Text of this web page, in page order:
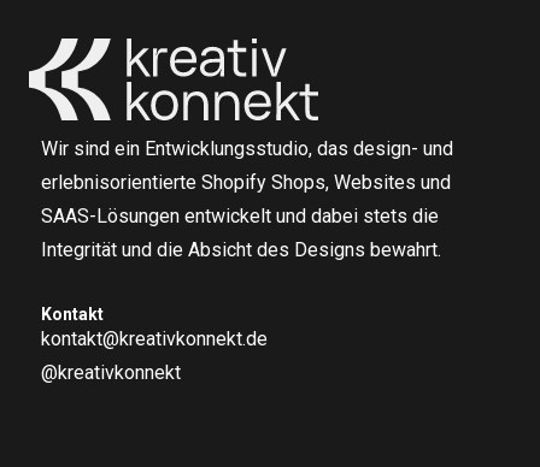
Wir sind ein Entwicklungsstudio, das design- und
erlebnisorientierte Shopify Shops, Websites und
SAAS-Lösungen entwickelt und dabei stets die
Integrität und die Absicht des Designs bewahrt.
Kontakt
kontakt@kreativkonnekt.de
@kreativkonnekt